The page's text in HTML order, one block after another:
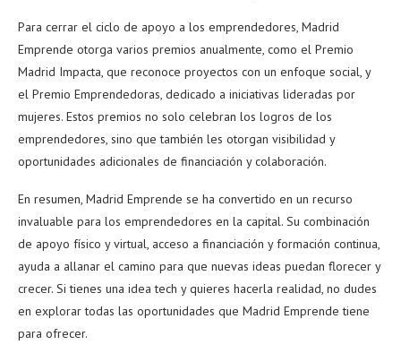
Para cerrar el ciclo de apoyo a los emprendedores, Madrid
Emprende otorga varios premios anualmente, como el Premio
Madrid Impacta, que reconoce proyectos con un enfoque social, y
el Premio Emprendedoras, dedicado a iniciativas lideradas por
mujeres. Estos premios no solo celebran los logros de los
emprendedores, sino que también les otorgan visibilidad y
oportunidades adicionales de financiación y colaboración.
En resumen, Madrid Emprende se ha convertido en un recurso
invaluable para los emprendedores en la capital. Su combinación
de apoyo físico y virtual, acceso a financiación y formación continua,
ayuda a allanar el camino para que nuevas ideas puedan florecer y
crecer. Si tienes una idea tech y quieres hacerla realidad, no dudes
en explorar todas las oportunidades que Madrid Emprende tiene
para ofrecer.